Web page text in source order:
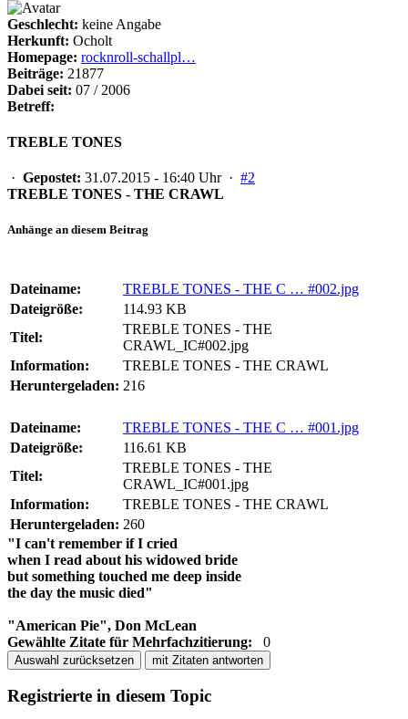
Geschlecht: keine Angabe
Herkunft: Ocholt
Homepage: rocknroll-schallpl…
Beiträge: 21877
Dabei seit: 07 / 2006
Betreff:
TREBLE TONES
· Gepostet: 31.07.2015 - 16:40 Uhr · #2
TREBLE TONES - THE CRAWL
Anhänge an diesem Beitrag
Dateiname:
TREBLE TONES - THE C … #002.jpg
Dateigröße:
114.93 KB
Titel:
TREBLE TONES - THE
CRAWL_IC#002.jpg
Information:
TREBLE TONES - THE CRAWL
Heruntergeladen: 216
Dateiname:
TREBLE TONES - THE C … #001.jpg
Dateigröße:
116.61 KB
Titel:
TREBLE TONES - THE
CRAWL_IC#001.jpg
Information:
TREBLE TONES - THE CRAWL
Heruntergeladen: 260
"I can't remember if I cried
when I read about his widowed bride
but something touched me deep inside
the day the music died"
"American Pie", Don McLean
Gewählte Zitate für Mehrfachzitierung:
0
Auswahl zurücksetzen mit Zitaten antworten
Registrierte in diesem Topic